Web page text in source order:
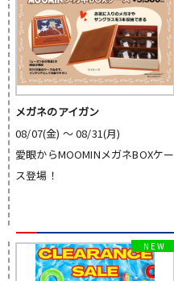
メガネのアイガン
08/07(金) 〜 08/31(月)
愛眼からMOOMINメガネBOXケー
ス登場！